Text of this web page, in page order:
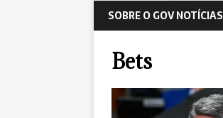
SOBRE O GOV NOTÍCIAS
Bets